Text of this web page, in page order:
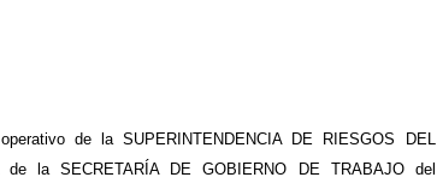
de la SUPERINTENDENCIA DE RIESGOS DEL
la SECRETARÍA DE GOBIERNO DE TRABAJO del